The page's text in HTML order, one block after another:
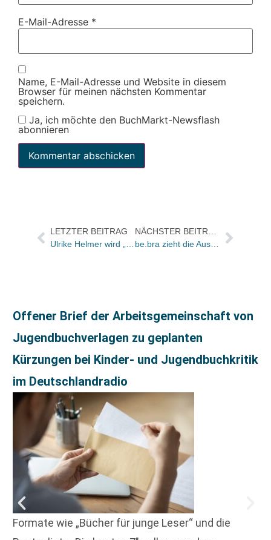
E-Mail-Adresse *
Name, E-Mail-Adresse und Website in diesem
Browser für meinen nächsten Kommentar
speichern.
Ja, ich möchte den BuchMarkt-Newsflash
abonnieren
LETZTER BEITRAG
Ulrike Helmer wird „BücherFrau des Jahres“ 2009
NÄCHSTER BEITRAG
be.bra zieht die Auslieferung des Groschenromans vor
Offener Brief der Arbeitsgemeinschaft von
Jugendbuchverlagen zu geplanten
Kürzungen bei Kinder- und Jugendbuchkritik
im Deutschlandradio
Formate wie „Bücher für junge Leser“ und die